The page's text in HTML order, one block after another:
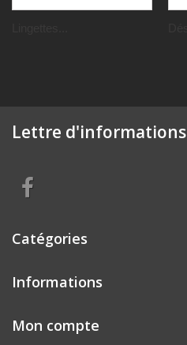
Lettre d'informations
Catégories
Informations
Mon compte